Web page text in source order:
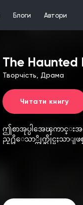
Блоги Автори
The Haunted
Творчість, Драма
Читати книгу
ဤစာအုပ္ပါအေၾကာင္းအရ
ည္႐ွိေသာ္တိုက္ဆိုင္မႈသာျဖ